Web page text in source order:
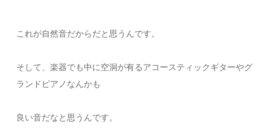
これが自然音だからだと思うんです。
そして、楽器でも中に空洞が有るアコースティックギターやグ
ランドピアノなんかも
良い音だなと思うんです。